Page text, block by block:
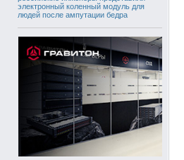
электронный коленный модуль для
людей после ампутации бедра